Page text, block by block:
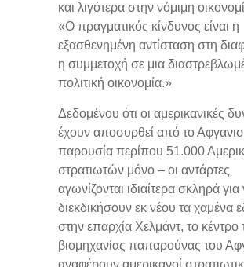
και λιγότερα στην νόμιμη
«Ο πραγματικός κίνδυνος είναι η
εξασθενημένη αντίσταση στη
η συμμετοχή σε μια
πολιτική οικονομία.»
Δεδομένου ότι οι αμερικανικές
έχουν αποσυρθεί από το
παρουσία περίπου 51.000
στρατιωτών μόνο – οι αντάρτες
αγωνίζονται ιδιαίτερα σκληρά για
διεκδικήσουν εκ νέου τα χαμένα
στην επαρχία Χελμάντ, το κέντρο
βιομηχανίας παπαρούνας του
αναφέρουν αμερικανοί